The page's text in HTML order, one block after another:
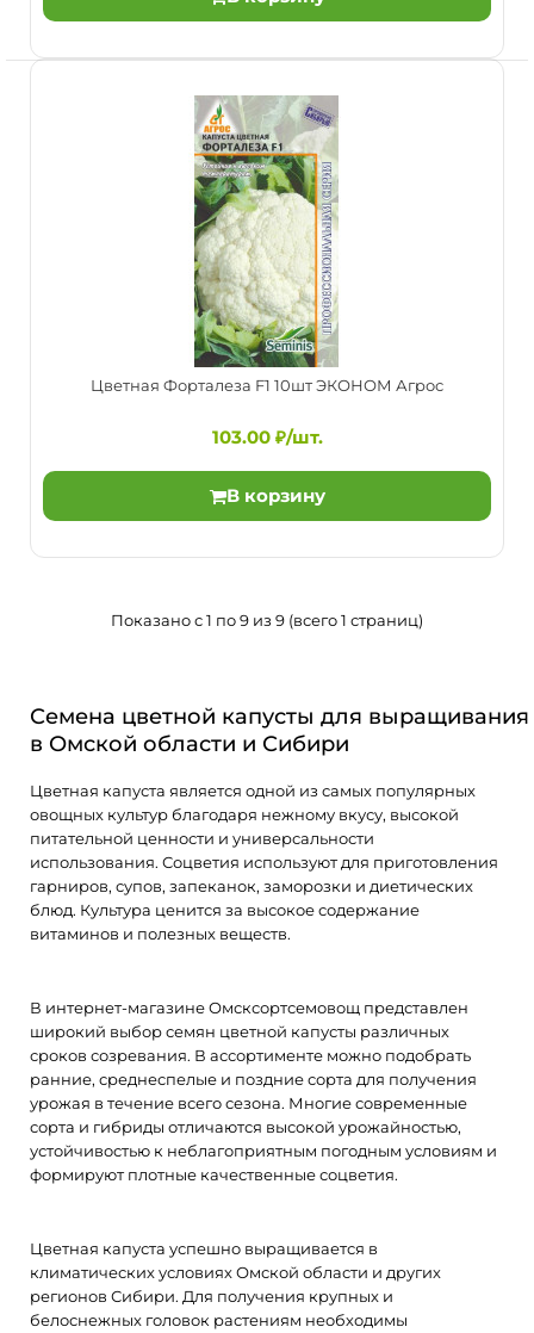
Среднеранний (92-96 дней от всходов до технической
спелости) сорт. Формирует белоснежные плотные кру..
34.00 ₽/шт.
чистого белого цвета. Хорошая самопокрывающая с..
Цветная Форталеза F1 10шт ЭКОНОМ Агрос
103.00 ₽/шт.
Среднеспелый гибрид. Растение средней мощности.
Устойчив к высоким температурам воздуха. Обладает оч..
Цветная Форталеза F1 10шт ЭКОНОМ Агрос
103.00 ₽/шт.
В корзину
Показано с 1 по 9 из 9 (всего 1 страниц)
Семена цветной капусты для выращивания
в Омской области и Сибири
Цветная капуста является одной из самых популярных
овощных культур благодаря нежному вкусу, высокой
питательной ценности и универсальности
использования. Соцветия используют для приготовления
гарниров, супов, запеканок, заморозки и диетических
блюд. Культура ценится за высокое содержание
витаминов и полезных веществ.
В интернет-магазине Омсксортсемовощ представлен
широкий выбор семян цветной капусты различных
сроков созревания. В ассортименте можно подобрать
ранние, среднеспелые и поздние сорта для получения
урожая в течение всего сезона. Многие современные
сорта и гибриды отличаются высокой урожайностью,
устойчивостью к неблагоприятным погодным условиям и
формируют плотные качественные соцветия.
Цветная капуста успешно выращивается в
климатических условиях Омской области и других
регионов Сибири. Для получения крупных и
белоснежных головок растениям необходимы